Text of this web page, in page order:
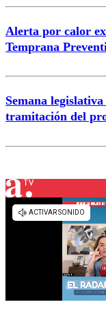
Alerta por calor
Temprana
Semana
tramitación del